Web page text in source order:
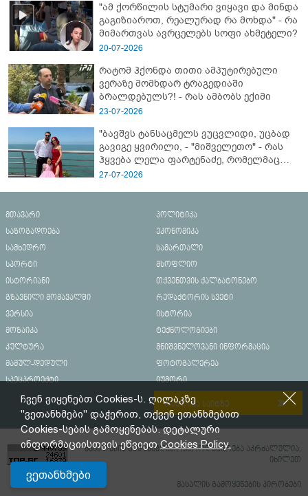
"ამ ქორწილის სტუმარი ვიყავი და მინდა
გაგიზიაროთ, რეალურად რა მოხდა" - რა
მიმართვას ავრცელებს სოფი ახმეტელი?
20-07-2026
რატომ ჰქონდა თითი ამპუტირებული
ვერაზე მომხდარ ტრაგედიაში
ბრალდებულს?! - რას ამბობს ექიმი
23-07-2026
"ბავშვს ტანსაცმელს ვუცვლიდი, უცბად
გავიგე ყვირილი, - "მიშველეთო" - რას
ჰყვება ლელა ფარტენაძე, რომელმაც
ბათუმში 16 წლის ბიჭი ზღვაში
27-07-2026
მთავარი
პოლიტიკა
საზოგადოება
ეკონომიკა
სამხედრო
სამართალი
სპორტი
მსოფლიო
ისტორიანი
თქვენთვის ქალბატონებო
გზავნილი მომავალში
რედაქტორის სვეტი
ვერსია
ისტორია
მოზაიკა
ტექნოლოგიები
კულტურა
მნიშვნელოვანი ინფორმაცია
მამულ-დედული
ფოტოგალერეა
სპეცპროექტი
იუმორი
რეკლამა საიტზე
მასალების გადაბეჭდვა/რეპროდუცირება აკრძალულია,
იხილეთ
მასალის გამოყენების პირობები
ჩვენ ვიყენებთ Cookies-ს. ღილაკზე
"ვეთანხმები" დაჭერით, თქვენ ეთანხმებით
Cookies-სების გამოყენებას. დეტალური
ინფორმაციისთვის ეწვიეთCookies Policy.
ვეთანხმები